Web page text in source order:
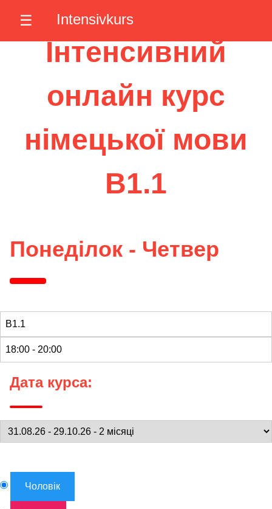
☰ Intensivkurs
Інтенсивний
онлайн курс
німецької мови
B1.1
Понеділок - Четвер
Дата курса:
Чоловік